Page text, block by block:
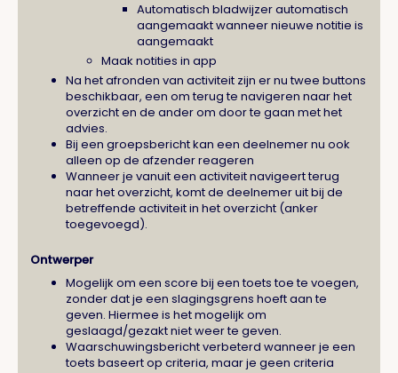
Automatisch bladwijzer automatisch
aangemaakt wanneer nieuwe notitie is
aangemaakt
Maak notities in app
Na het afronden van activiteit zijn er nu twee buttons
beschikbaar, een om terug te navigeren naar het
overzicht en de ander om door te gaan met het
advies.
Bij een groepsbericht kan een deelnemer nu ook
alleen op de afzender reageren
Wanneer je vanuit een activiteit navigeert terug
naar het overzicht, komt de deelnemer uit bij de
betreffende activiteit in het overzicht (anker
toegevoegd).
Ontwerper
Mogelijk om een score bij een toets toe te voegen,
zonder dat je een slagingsgrens hoeft aan te
geven. Hiermee is het mogelijk om
geslaagd/gezakt niet weer te geven.
Waarschuwingsbericht verbeterd wanneer je een
toets baseert op criteria, maar je geen criteria